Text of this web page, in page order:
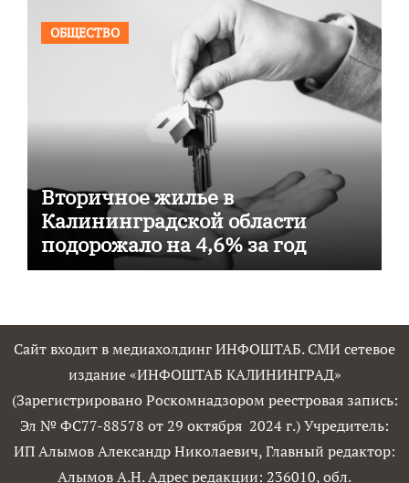
ОБЩЕСТВО
Вторичное жилье в
Калининградской области
подорожало на 4,6% за год
Сайт входит в медиахолдинг ИНФОШТАБ. СМИ сетевое
издание «ИНФОШТАБ КАЛИНИНГРАД»
(Зарегистрировано Роскомнадзором реестровая запись:
Эл № ФС77-88578 от 29 октября 2024 г.) Учредитель:
ИП Алымов Александр Николаевич, Главный редактор:
Алымов А.Н. Адрес редакции: 236010, обл.